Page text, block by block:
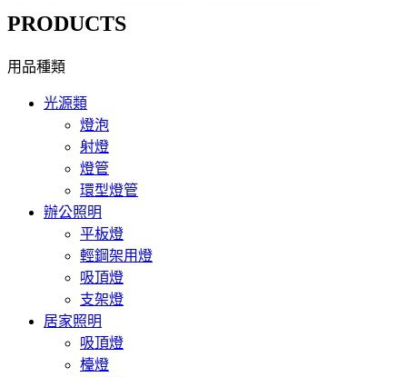
PRODUCTS
用品種類
光源類
燈泡
射燈
燈管
環型燈管
辦公照明
平板燈
輕鋼架用燈
吸頂燈
支架燈
居家照明
吸頂燈
檯燈